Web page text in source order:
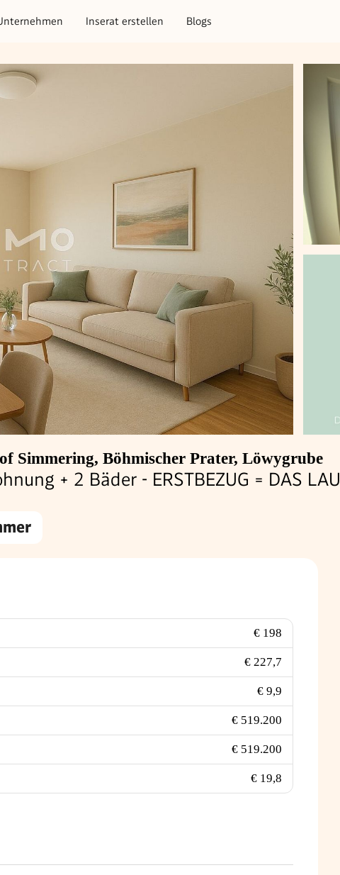
Inserat erstellen Blogs
Simmering, Böhmischer Prater, Löwygrube
+ 2 Bäder - ERSTBEZUG = DAS
€ 198
€ 227,7
€ 9,9
€ 519.200
€ 519.200
€ 19,8